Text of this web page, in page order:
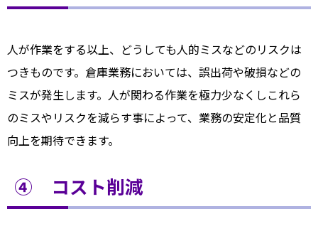
人が作業をする以上、どうしても人的ミスなどのリスクは
つきものです。倉庫業務においては、誤出荷や破損などの
ミスが発生します。人が関わる作業を極力少なくしこれら
のミスやリスクを減らす事によって、業務の安定化と品質
向上を期待できます。
④ コスト削減